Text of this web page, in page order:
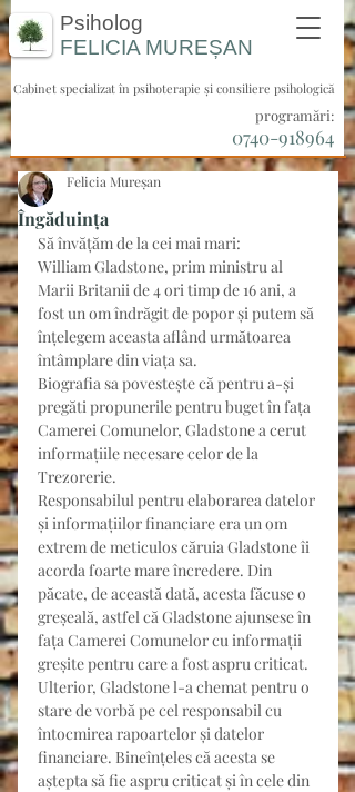
Psiholog
FELICIA MUREȘAN
Cabinet specializat în psihoterapie și consiliere psihologică
programări:
0740-918964
Îngăduința
Felicia Mureșan
Să învățăm de la cei mai mari:
William Gladstone, prim ministru al
Marii Britanii de 4 ori timp de 16 ani, a
fost un om îndrăgit de popor și putem să
înțelegem aceasta aflând următoarea
întâmplare din viața sa.
Biografia sa povestește că pentru a-și
pregăti propunerile pentru buget în fața
Camerei Comunelor, Gladstone a cerut
informațiile necesare celor de la
Trezorerie.
Responsabilul pentru elaborarea datelor
și informațiilor financiare era un om
extrem de meticulos căruia Gladstone îi
acorda foarte mare încredere. Din
păcate, de această dată, acesta făcuse o
greșeală, astfel că Gladstone ajunsese în
fața Camerei Comunelor cu informații
greșite pentru care a fost aspru criticat.
Ulterior, Gladstone l-a chemat pentru o
stare de vorbă pe cel responsabil cu
întocmirea rapoartelor și datelor
financiare. Bineînțeles că acesta se
aștepta să fie aspru criticat și în cele din